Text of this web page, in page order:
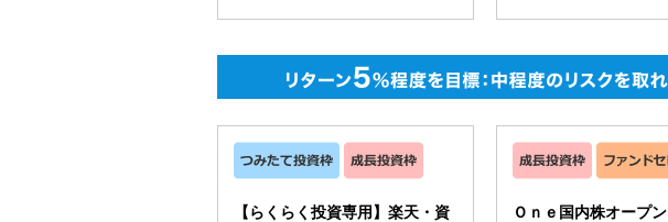
【らくらく投資専用】楽天・資
Ｏｎｅ国内株オープン